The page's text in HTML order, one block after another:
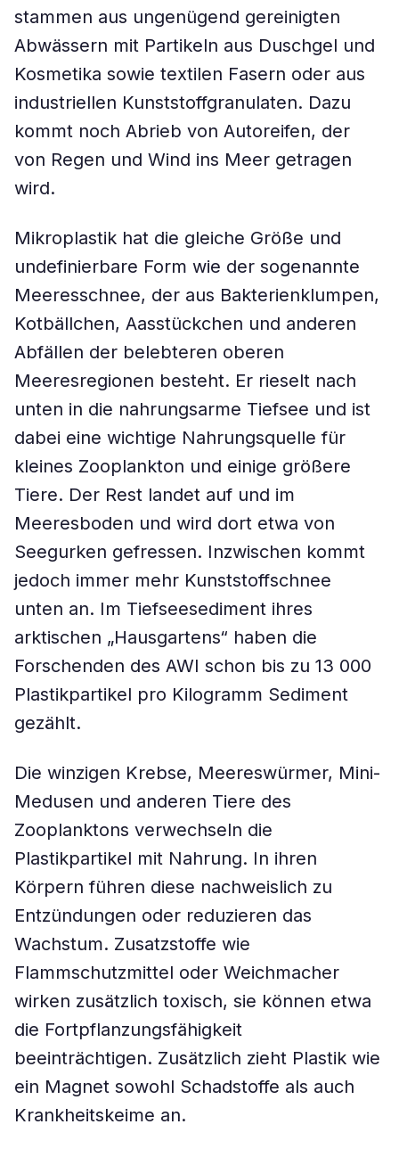
stammen aus ungenügend gereinigten
Abwässern mit Partikeln aus Duschgel und
Kosmetika sowie textilen Fasern oder aus
industriellen Kunststoffgranulaten. Dazu
kommt noch Abrieb von Autoreifen, der
von Regen und Wind ins Meer getragen
wird.
Mikroplastik hat die gleiche Größe und
undefinierbare Form wie der sogenannte
Meeresschnee, der aus Bakterienklumpen,
Kotbällchen, Aasstückchen und anderen
Abfällen der belebteren oberen
Meeresregionen besteht. Er rieselt nach
unten in die nahrungsarme Tiefsee und ist
dabei eine wichtige Nahrungsquelle für
kleines Zooplankton und einige größere
Tiere. Der Rest landet auf und im
Meeresboden und wird dort etwa von
Seegurken gefressen. Inzwischen kommt
jedoch immer mehr Kunststoffschnee
unten an. Im Tiefseesediment ihres
arktischen „Hausgartens“ haben die
Forschenden des AWI schon bis zu 13 000
Plastikpartikel pro Kilogramm Sediment
gezählt.
Die winzigen Krebse, Meereswürmer, Mini-
Medusen und anderen Tiere des
Zooplanktons verwechseln die
Plastikpartikel mit Nahrung. In ihren
Körpern führen diese nachweislich zu
Entzündungen oder reduzieren das
Wachstum. Zusatzstoffe wie
Flammschutzmittel oder Weichmacher
wirken zusätzlich toxisch, sie können etwa
die Fortpflanzungsfähigkeit
beeinträchtigen. Zusätzlich zieht Plastik wie
ein Magnet sowohl Schadstoffe als auch
Krankheitskeime an.